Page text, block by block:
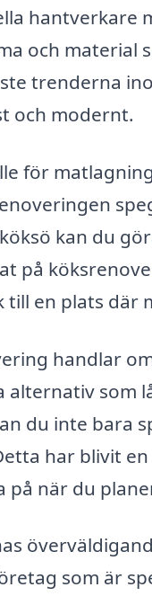
hantverkare
och material
trenderna
och modernt.
för
kan du
på
en plats där
handlar
som
du inte bara
har blivit
när du
som är